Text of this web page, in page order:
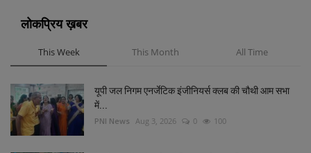
लोकप्रिय ख़बर
This Week This Month All Time
यूपी जल निगम एनर्जेटिक इंजीनियर्स क्लब की चौथी आम सभा
में...
PNI News Aug 3, 2026 0 100